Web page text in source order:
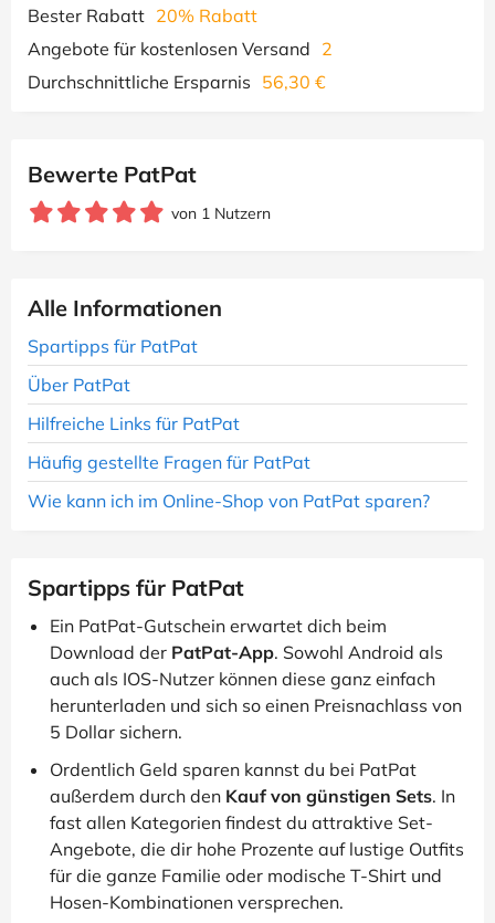
Bester Rabatt 20% Rabatt
Angebote für kostenlosen Versand 2
Durchschnittliche Ersparnis 56,30 €
Bewerte PatPat
von 1 Nutzern
Alle Informationen
Spartipps für PatPat
Über PatPat
Hilfreiche Links für PatPat
Häufig gestellte Fragen für PatPat
Wie kann ich im Online-Shop von PatPat sparen?
Spartipps für PatPat
Ein PatPat-Gutschein erwartet dich beim
Download der PatPat-App. Sowohl Android als
auch als IOS-Nutzer können diese ganz einfach
herunterladen und sich so einen Preisnachlass von
5 Dollar sichern.
Ordentlich Geld sparen kannst du bei PatPat
außerdem durch den Kauf von günstigen Sets. In
fast allen Kategorien findest du attraktive Set-
Angebote, die dir hohe Prozente auf lustige Outfits
für die ganze Familie oder modische T-Shirt und
Hosen-Kombinationen versprechen.